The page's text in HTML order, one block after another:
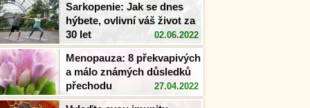
Sarkopenie: Jak se dnes
hýbete, ovlivní váš život za
30 let
02.06.2022
Menopauza: 8 překvapivých
a málo známých důsledků
přechodu
27.04.2022